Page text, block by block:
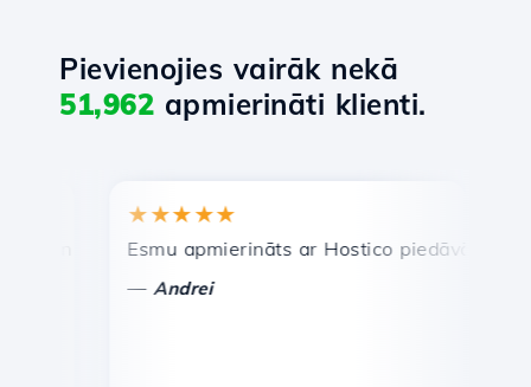
Pievienojies vairāk nekā
51,962 apmierināti klienti.
efektīva tehniskā atbalsta dienests.
★★★★★
Esmu apmierināts ar Hostico piedāvātajiem
Andrei